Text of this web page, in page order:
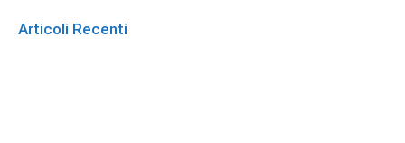
Articoli Recenti